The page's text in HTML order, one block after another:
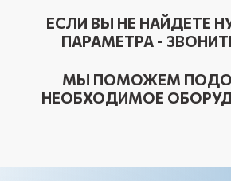
ЕСЛИ ВЫ НЕ НАЙДЕТЕ
ПАРАМЕТРА -
МЫ ПОМОЖЕМ
НЕОБХОДИМОЕ